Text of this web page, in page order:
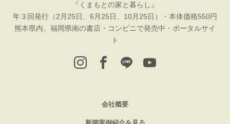
『くまもとの家と暮らし』
年３回発行（2月25日、6月25日、10月25日）・本体価格550円
熊本県内、福岡県南の書店・コンビニで発売中・ポータルサイ
ト
会社概要